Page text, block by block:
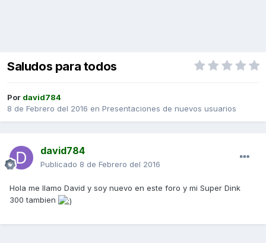
Saludos para todos
Por david784
8 de Febrero del 2016 en Presentaciones de nuevos usuarios
david784
Publicado 8 de Febrero del 2016
Hola me llamo David y soy nuevo en este foro y mi Super Dink
300 tambien